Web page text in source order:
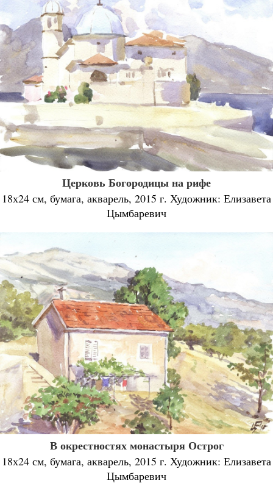
Церковь Богородицы на рифе
18х24 см, бумага, акварель, 2015 г. Художник: Елизавета
Цымбаревич
В окрестностях монастыря Острог
18х24 см, бумага, акварель, 2015 г. Художник: Елизавета
Цымбаревич